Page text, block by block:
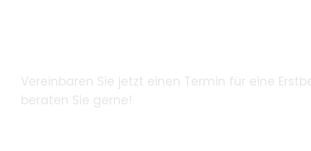
Vereinbaren Sie jetzt einen Termin für eine
beraten Sie gerne!